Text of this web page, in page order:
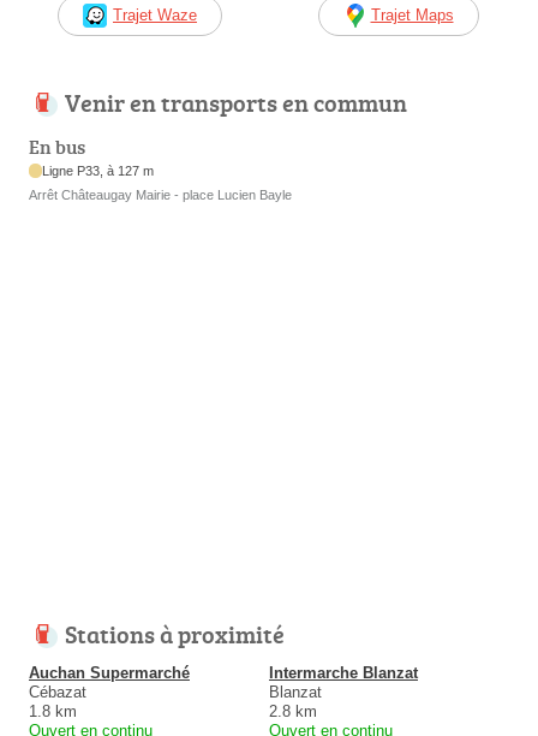
Trajet Waze Trajet Maps
Venir en transports en commun
En bus
Ligne P33, à 127 m
Arrêt Châteaugay Mairie - place Lucien Bayle
Stations à proximité
Auchan Supermarché
Cébazat
1.8 km
Ouvert en continu
Intermarche Blanzat
Blanzat
2.8 km
Ouvert en continu